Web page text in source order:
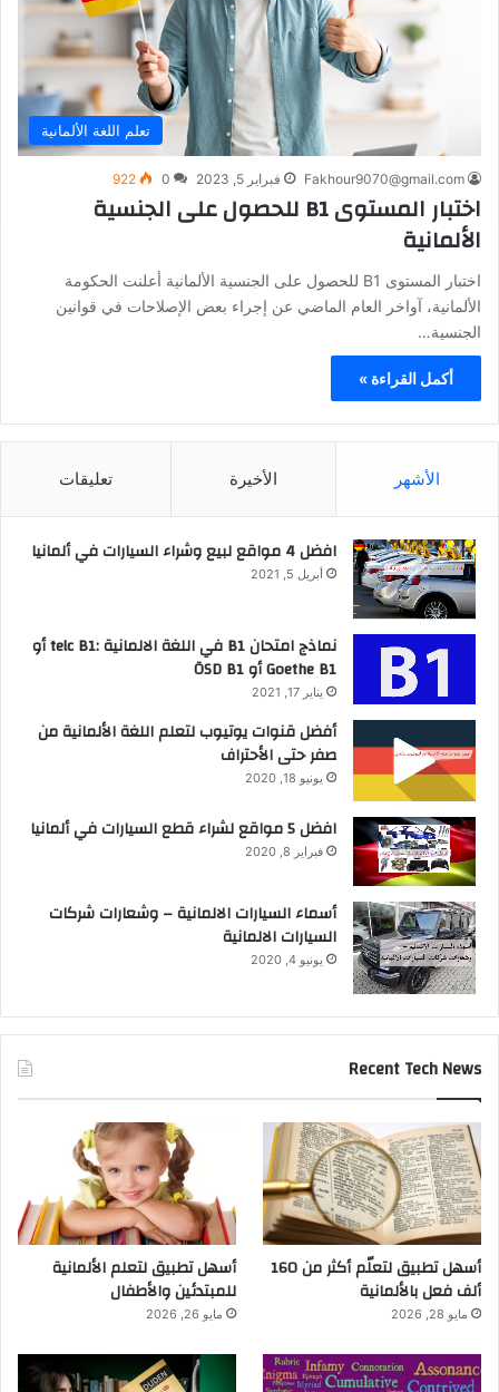
تعلم اللغة الألمانية
Fakhour9070@gmail.com فبراير 5, 2023 0
922
اختبار المستوى B1 للحصول على الجنسية
الألمانية
اختبار المستوى B1 للحصول على الجنسية الألمانية أعلنت الحكومة
الألمانية، آواخر العام الماضي عن إجراء بعض الإصلاحات في قوانين
الجنسية…
أكمل القراءة »
الأشهر الأخيرة تعليقات
افضل 4 مواقع لبيع وشراء السيارات في ألمانيا
أبريل 5, 2021
نماذج امتحان B1 في اللغة الالمانية :telc B1 أو
Goethe B1 أو ÖSD B1
يناير 17, 2021
أفضل قنوات يوتيوب لتعلم اللغة الألمانية من
صفر حتى الأحتراف
يونيو 18, 2020
افضل 5 مواقع لشراء قطع السيارات في ألمانيا
فبراير 8, 2020
أسماء السيارات الالمانية – وشعارات شركات
السيارات الالمانية
يونيو 4, 2020
Recent Tech News
أسهل تطبيق لتعلّم أكثر من 160
ألف فعل بالألمانية
مايو 28, 2026
أسهل تطبيق لتعلم الألمانية
للمبتدئين والأطفال
مايو 26, 2026